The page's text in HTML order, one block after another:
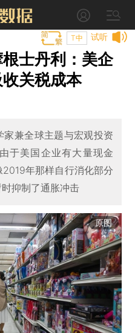
试听
T中
根士丹利：美企
关税成本
兼全球主题与宏观投资
于美国企业有大量现金
年那样自行消化部分
抑制了通胀冲击
原图